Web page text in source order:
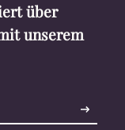
über
unserem